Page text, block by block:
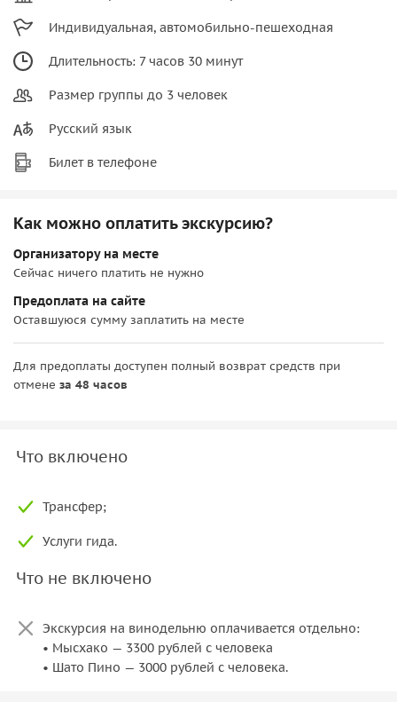
Индивидуальная, автомобильно-пешеходная
Длительность: 7 часов 30 минут
Размер группы до 3 человек
Русский язык
Билет в телефоне
Как можно оплатить экскурсию?
Организатору на месте
Сейчас ничего платить не нужно
Предоплата на сайте
Оставшуюся сумму заплатить на месте
Для предоплаты доступен полный возврат средств при
отмене за 48 часов
Что включено
Трансфер;
Услуги гида.
Что не включено
Экскурсия на винодельню оплачивается отдельно:
• Мысхако — 3300 рублей с человека
• Шато Пино — 3000 рублей с человека.